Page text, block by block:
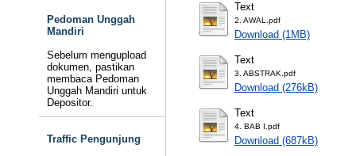
Pedoman Unggah
Mandiri
Sebelum mengupload
dokumen, pastikan
membaca Pedoman
Unggah Mandiri untuk
Depositor.
Traffic Pengunjung
Text
2. AWAL.pdf
Download (1MB)
Text
3. ABSTRAK.pdf
Download (276kB)
Text
4. BAB I.pdf
Download (687kB)